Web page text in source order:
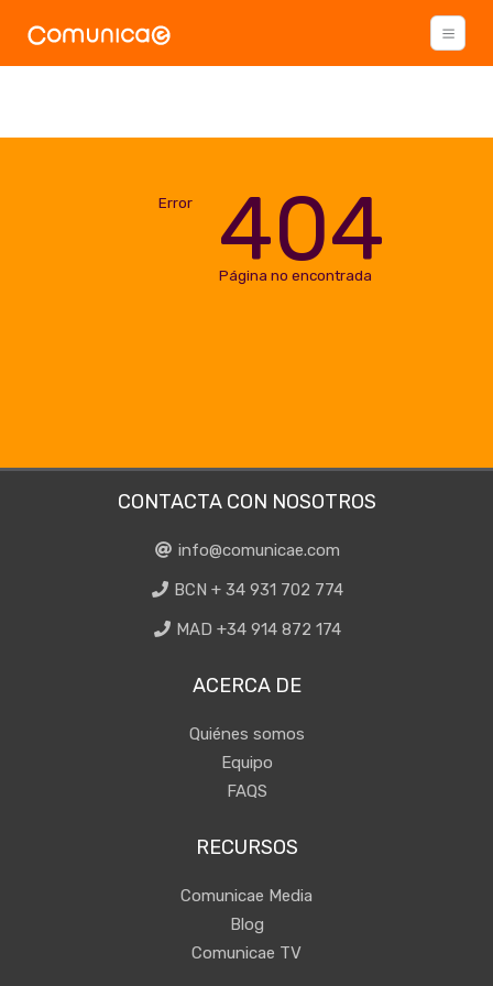
Error 404
Página no encontrada
CONTACTA CON NOSOTROS
info@comunicae.com
BCN + 34 931 702 774
MAD +34 914 872 174
ACERCA DE
Quiénes somos
Equipo
FAQS
RECURSOS
Comunicae Media
Blog
Comunicae TV